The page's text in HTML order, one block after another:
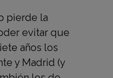
pierde la
evitar que
años los
y Madrid (y